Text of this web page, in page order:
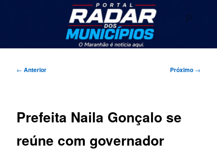
Radar dos Municípios
Seu portal de noticias
Navegação
← Anterior Próximo →
Prefeita Naila Gonçalo se
reúne com governador